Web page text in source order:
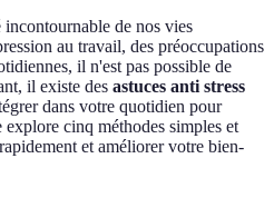
incontournable de nos vies
au travail, des préoccupations
il n'est pas possible de
il existe des astuces anti stress
dans votre quotidien pour
cinq méthodes simples et
et améliorer votre bien-